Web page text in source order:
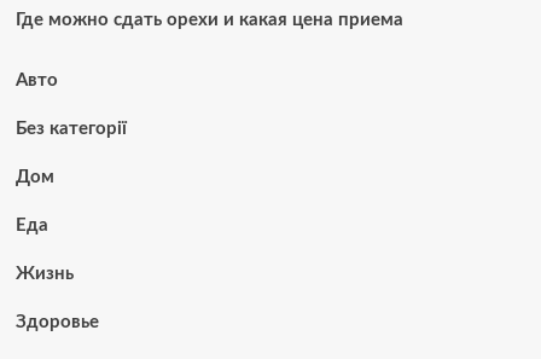
Где можно сдать орехи и какая цена приема
Авто
Без категорії
Дом
Еда
Жизнь
Здоровье